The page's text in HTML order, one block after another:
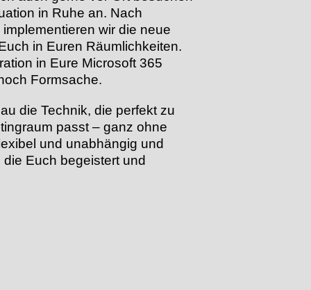
in Ruhe an. Nach
wir die neue
in Euren Räumlichkeiten.
in Eure Microsoft 365
Formsache.
die Technik, die perfekt zu
passt – ganz ohne
und unabhängig und
Euch begeistert und